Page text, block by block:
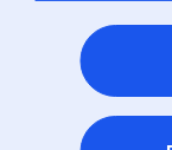
Respons
Användarvillkor
Dataskydd
Tillgänglihet